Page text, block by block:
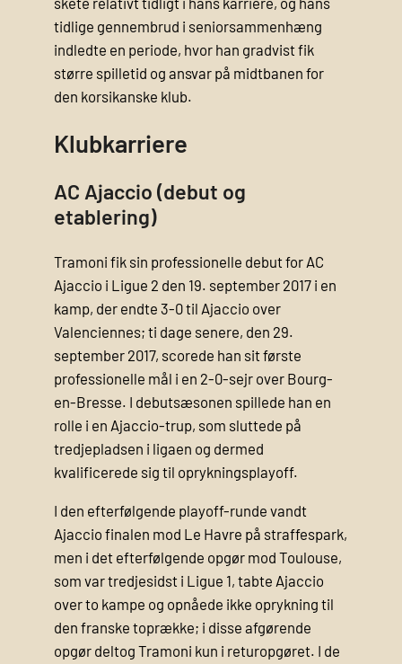
tidlige gennembrud i seniorsammenhæng
indledte en periode, hvor han gradvist fik
større spilletid og ansvar på midtbanen for
den korsikanske klub.
Klubkarriere
AC Ajaccio (debut og
etablering)
Tramoni fik sin professionelle debut for AC
Ajaccio i Ligue 2 den 19. september 2017 i en
kamp, der endte 3-0 til Ajaccio over
Valenciennes; ti dage senere, den 29.
september 2017, scorede han sit første
professionelle mål i en 2-0-sejr over Bourg-
en-Bresse. I debutsæsonen spillede han en
rolle i en Ajaccio-trup, som sluttede på
tredjepladsen i ligaen og dermed
kvalificerede sig til oprykningsplayoff.
I den efterfølgende playoff-runde vandt
Ajaccio finalen mod Le Havre på straffespark,
men i det efterfølgende opgør mod Toulouse,
som var tredjesidst i Ligue 1, tabte Ajaccio
over to kampe og opnåede ikke oprykning til
den franske toprække; i disse afgørende
opgør deltog Tramoni kun i returopgøret. I de